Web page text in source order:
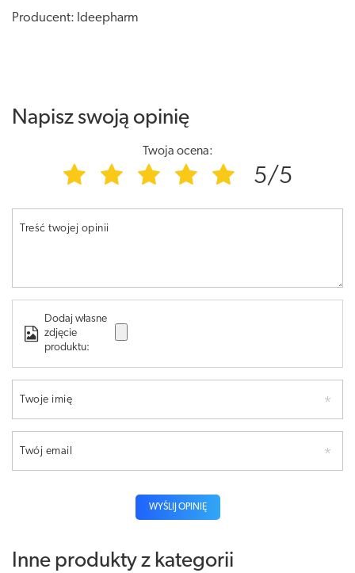
Producent: Ideepharm
Napisz swoją opinię
Twoja ocena:
5/5
Treść twojej opinii
Dodaj własne
zdjęcie
produktu:
Twoje imię
Twój email
WYŚLIJ OPINIĘ
Inne produkty z kategorii